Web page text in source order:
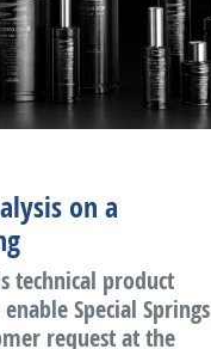
on a
technical product
Special Springs
request at the